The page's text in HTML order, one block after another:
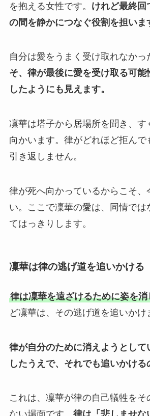
を抱える女性です。 けれど最終回
の間を静かにつなぐ役割を担いま
自分は愛をうまく受け取れなかっ
そ、律が最後に愛を受け取る可能
したようにも見えます。
凜華は塔子から居場所を聞き、す
向かいます。律がどれほど拒んで
引き返しません。
律が死へ向かっているからこそ、
い。ここで凜華の愛は、同情では
てはっきりします。
凜華は律の逃げ道を追いかける
律は凜華を遠ざけるために姿を
ど凜華は、その逃げ道を追いかけ
律が自分のために消えようとして
したうえで、それでも追いかける
これは、凜華が律の自己犠牲をそ